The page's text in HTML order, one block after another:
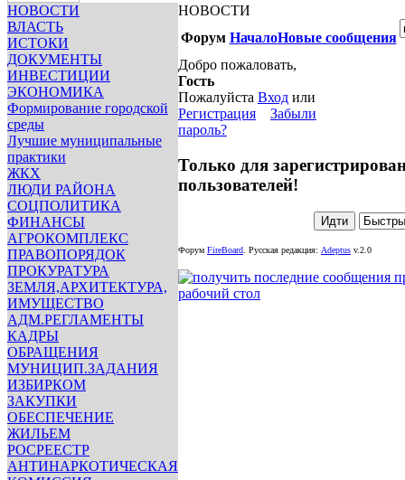
НОВОСТИ
ВЛАСТЬ
ИСТОКИ
ДОКУМЕНТЫ
ИНВЕСТИЦИИ
ЭКОНОМИКА
Формирование городской
среды
Лучшие муниципальные
практики
ЖКХ
ЛЮДИ РАЙОНА
СОЦПОЛИТИКА
ФИНАНСЫ
АГРОКОМПЛЕКС
ПРАВОПОРЯДОК
ПРОКУРАТУРА
ЗЕМЛЯ,АРХИТЕКТУРА,
ИМУЩЕСТВО
АДМ.РЕГЛАМЕНТЫ
КАДРЫ
ОБРАЩЕНИЯ
МУНИЦИП.ЗАДАНИЯ
ИЗБИРКОМ
ЗАКУПКИ
ОБЕСПЕЧЕНИЕ
ЖИЛЬЕМ
РОСРЕЕСТР
АНТИНАРКОТИЧЕСКАЯ
НОВОСТИ
Форум НачалоНовые сообщения
Добро пожаловать,
Гость
Пожалуйста Вход или
Регистрация
Забыли
пароль?
Только для
пользователей!
Форум FireBoard. Русская редакция: Adeptus v.2.0